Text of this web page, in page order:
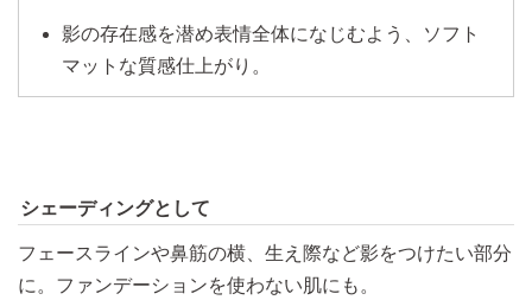
影の存在感を潜め表情全体になじむよう、ソフト
マットな質感仕上がり。
シェーディングとして
フェースラインや鼻筋の横、生え際など影をつけたい部分
に。ファンデーションを使わない肌にも。